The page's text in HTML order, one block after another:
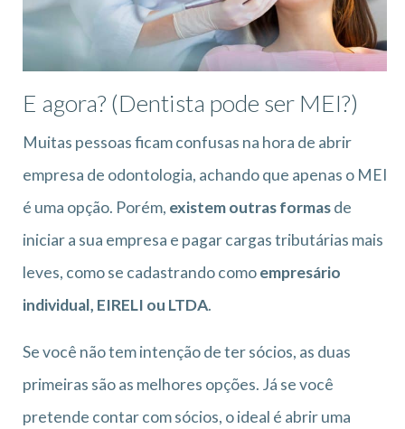
E agora? (Dentista pode ser MEI?)
Muitas pessoas ficam confusas na hora de abrir
empresa de odontologia, achando que apenas o MEI
é uma opção. Porém, existem outras formasde
iniciar a sua empresa e pagar cargas tributárias mais
leves, como se cadastrando comoempresário
individual, EIRELI ou LTDA.
Se você não tem intenção de ter sócios, as duas
primeiras são as melhores opções. Já se você
pretende contar com sócios, o ideal é abrir uma